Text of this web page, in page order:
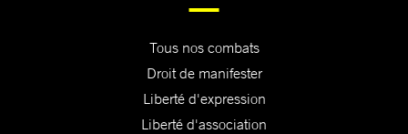
Tous nos combats
Droit de manifester
Liberté d'expression
Liberté d'association